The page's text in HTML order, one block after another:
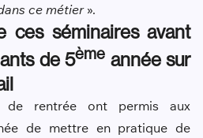
ce métier».
ces séminaires avant
de 5ème année sur
de rentrée ont permis aux
de mettre en pratique de